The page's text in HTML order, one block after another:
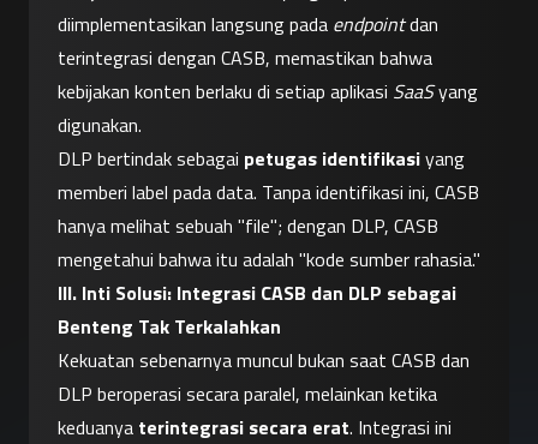
diimplementasikan langsung pada endpoint dan
terintegrasi dengan CASB, memastikan bahwa
kebijakan konten berlaku di setiap aplikasi SaaS yang
digunakan.
DLP bertindak sebagai petugas identifikasi yang
memberi label pada data. Tanpa identifikasi ini, CASB
hanya melihat sebuah "file"; dengan DLP, CASB
mengetahui bahwa itu adalah "kode sumber rahasia."
III. Inti Solusi: Integrasi CASB dan DLP sebagai
Benteng Tak Terkalahkan
Kekuatan sebenarnya muncul bukan saat CASB dan
DLP beroperasi secara paralel, melainkan ketika
keduanya terintegrasi secara erat. Integrasi ini